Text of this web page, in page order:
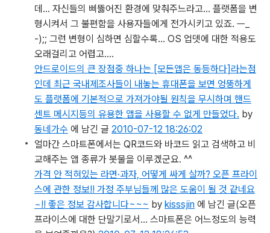
데… 자신들의 삐뚫어진 환경에 맞춰주느라고… 플랫폼을 변
형시켜서 그 불편함을 사용자들에게 전가시키고 있죠. ㅡ_
-);; 그런 변형이 심하면 심할수록… OS 업뎃에 대한 적용도
오래걸리고 어렵고….
안드로이드의 큰 장점중 하나는 [모든앱은 동등하다]라는점
인데 최근 국내제조사들이 내놓는 휴대폰을 보면 엉뚱하게
도 플랫폼에 기본적으로 가져가야될 원칙을 무시하며 핸드
센트 메시지등의 유용한 앱을 사용할 수 없게 만들었다. by
동네가수 에 남긴 글 2010-07-12 18:26:02
얼마간 스마트폰에서는 QR코드와 바코드 읽고 검색하고 비
교해주는 앱 종류가 봇물을 이루겠군요. ^^
가격 안 적혀있는 라면·과자, 어떻게 싸게 살까? 오픈 프라이
스에 관한 정보!! 가정 주부님들께 많은 도움이 될 것 같네요
~!! 좋은 정보 감사합니다~~~ by kisssjin 에 남긴 글(오픈
프라이스에 대한 단말기로서... 스마트폰은 어느정도의 능력